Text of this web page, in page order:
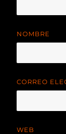
NOMBRE
CORREO
WEB